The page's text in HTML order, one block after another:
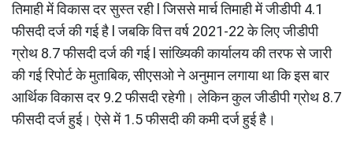
तिमाही में विकास दर सुस्त रही l जिससे मार्च तिमाही में जीडीपी 4.1
फीसदी दर्ज की गई है l जबकि वित्त वर्ष 2021-22 के लिए जीडीपी
ग्रोथ 8.7 फीसदी दर्ज की गई l सांख्यिकी कार्यालय की तरफ से जारी
की गई रिपोर्ट के मुताबिक, सीएसओ ने अनुमान लगाया था कि इस बार
आर्थिक विकास दर 9.2 फीसदी रहेगी। लेकिन कुल जीडीपी ग्रोथ 8.7
फीसदी दर्ज हुई। ऐसे में 1.5 फीसदी की कमी दर्ज हुई है।